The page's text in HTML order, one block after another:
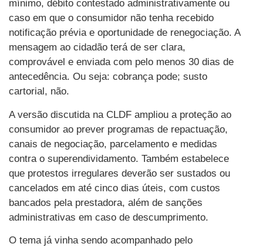
mínimo, débito contestado administrativamente ou
caso em que o consumidor não tenha recebido
notificação prévia e oportunidade de renegociação. A
mensagem ao cidadão terá de ser clara,
comprovável e enviada com pelo menos 30 dias de
antecedência. Ou seja: cobrança pode; susto
cartorial, não.
A versão discutida na CLDF ampliou a proteção ao
consumidor ao prever programas de repactuação,
canais de negociação, parcelamento e medidas
contra o superendividamento. Também estabelece
que protestos irregulares deverão ser sustados ou
cancelados em até cinco dias úteis, com custos
bancados pela prestadora, além de sanções
administrativas em caso de descumprimento.
O tema já vinha sendo acompanhado pelo